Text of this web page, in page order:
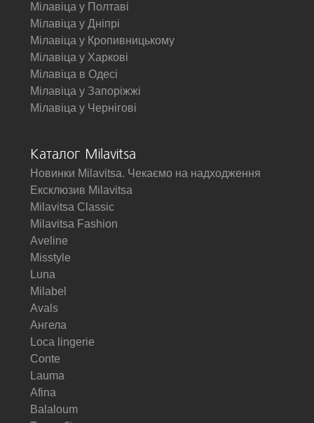
Мілавіца у Полтаві
Мілавіца у Дніпрі
Мілавіца у Кропивницькому
Мілавіца у Харкові
Мілавіца в Одесі
Мілавіца у Запоріжжі
Мілавіца у Чернігові
Каталог Milavitsa
Новинки Milavitsa. Чекаємо на надходження
Ексклюзив Milavitsa
Milavitsa Classic
Milavitsa Fashion
Aveline
Misstyle
Luna
Milabel
Avals
Ангела
Loca lingerie
Conte
Lauma
Afina
Balaloum